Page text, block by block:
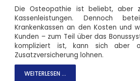
Die Osteopathie ist beliebt, aber
Kassenleistungen. Dennoch
Krankenkassen an den Kosten und
Kunden – zum Teil über das
kompliziert ist, kann sich aber
Zusatzversicherung lohnen.
WEITERLESEN ...